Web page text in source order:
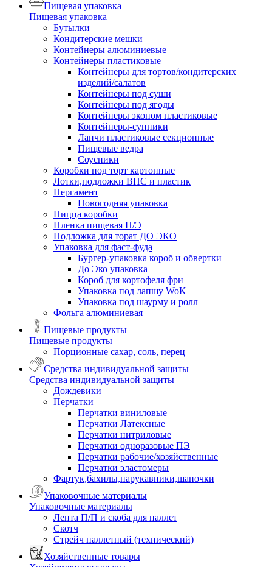
Пищевая упаковка
Пищевая упаковка
Бутылки
Кондитерские мешки
Контейнеры алюминиевые
Контейнеры пластиковые
Контейнеры для тортов/кондитерских
изделий/салатов
Контейнеры под суши
Контейнеры под ягоды
Контейнеры эконом пластиковые
Контейнеры-супники
Ланчи пластиковые секционные
Пищевые ведра
Соусники
Коробки под торт картонные
Лотки,подложки ВПС и пластик
Пергамент
Новогодняя упаковка
Пицца коробки
Пленка пищевая П/Э
Подложка для торат ДО ЭКО
Упаковка для фаст-фуда
Бургер-упаковка короб и обвертки
До Эко упаковка
Короб для кортофеля фри
Упаковка под лапшу WoK
Упаковка под шаурму и ролл
Фольга алюминиевая
Пищевые продукты
Пищевые продукты
Порционные сахар, соль, перец
Средства индивидуальной защиты
Средства индивидуальной защиты
Дождевики
Перчатки
Перчатки виниловые
Перчатки Латексные
Перчатки нитриловые
Перчатки одноразовые ПЭ
Перчатки рабочие/хозяйственные
Перчатки эластомеры
Фартук,бахилы,нарукавники,шапочки
Упаковочные материалы
Упаковочные материалы
Лента П/П и скоба для паллет
Скотч
Стрейч паллетный (технический)
Хозяйственные товары